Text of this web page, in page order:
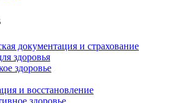
документация и страхование
здоровья
здоровье
и восстановление
здоровье